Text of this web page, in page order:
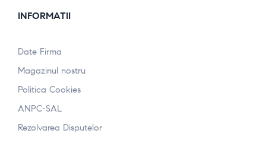
INFORMATII
Date Firma
Magazinul nostru
Politica Cookies
ANPC-SAL
Rezolvarea Disputelor